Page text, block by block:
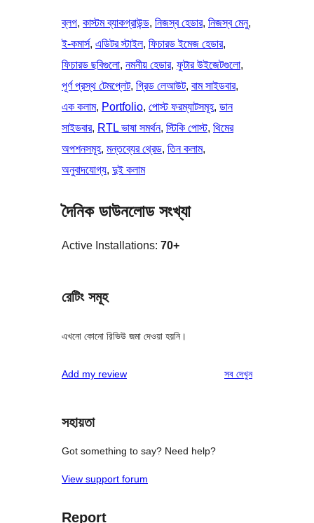
ব্লগ, কাস্টম ব্যাকগ্রাউন্ড, নিজস্ব হেডার, নিজস্ব মেনু
ই-কমার্স, এডিটর স্টাইল, ফিচারড ইমেজ হেডার
ফিচারড ছবিগুলো, নমনীয় হেডার, ফুটার উইজেটগুলো
পূর্ণ প্রস্থ টেমপ্লেট, গ্রিড লেআউট, বাম সাইডবার
এক কলাম, Portfolio, পোস্ট ফরম্যাটসমূহ, ডান
সাইডবার, RTL ভাষা সমর্থন, স্টিকি পোস্ট, থিমের
অপশনসমূহ, মন্তব্যের থ্রেড, তিন কলাম
অনুবাদযোগ্য, দুই কলাম
দৈনিক ডাউনলোড সংখ্যা
Active Installations: 70+
রেটিং সমূহ
এখনো কোনো রিভিউ জমা দেওয়া হয়নি।
Add my review সবরিভিউ
দেখুন
সহায়তা
Got something to say? Need help?
View support forum
Report